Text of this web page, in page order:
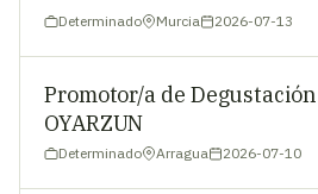
Determinado Murcia 2026-07-13
Promotor/a de
OYARZUN
Determinado Arragua 2026-07-10